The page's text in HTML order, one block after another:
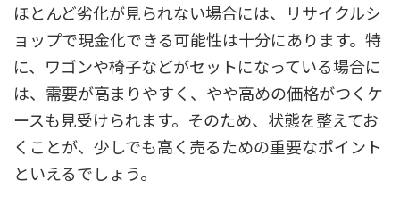
ほとんど劣化が見られない場合には、リサイクルシ
ョップで現金化できる可能性は十分にあります。特
に、ワゴンや椅子などがセットになっている場合に
は、需要が高まりやすく、やや高めの価格がつくケ
ースも見受けられます。そのため、状態を整えてお
くことが、少しでも高く売るための重要なポイント
といえるでしょう。